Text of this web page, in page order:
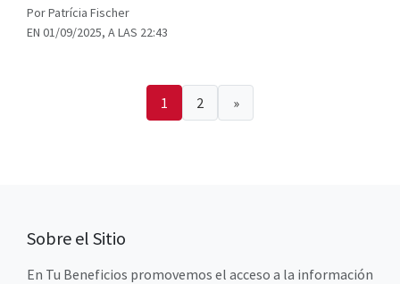
Por Patrícia Fischer
EN 01/09/2025, A LAS 22:43
1 2 »
Sobre el Sitio
En Tu Beneficios promovemos el acceso a la información